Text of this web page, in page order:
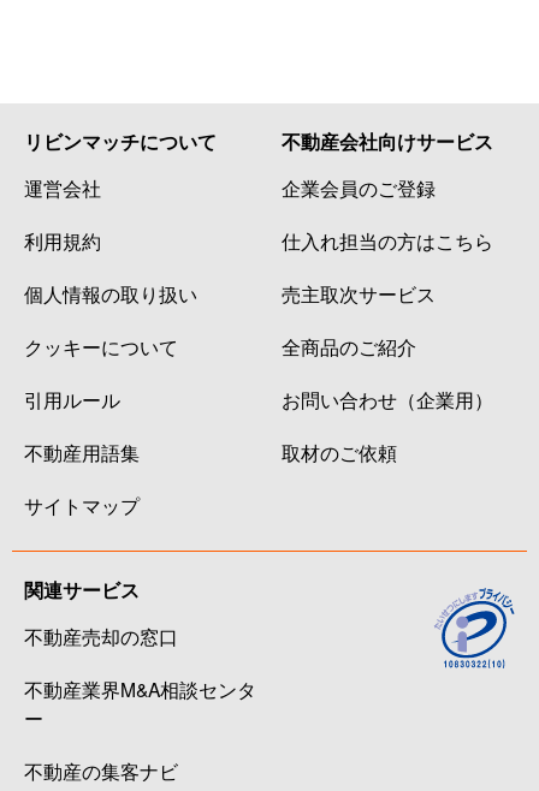
リビンマッチについて
運営会社
利用規約
個人情報の取り扱い
クッキーについて
引用ルール
不動産用語集
サイトマップ
不動産会社向けサービス
企業会員のご登録
仕入れ担当の方はこちら
売主取次サービス
全商品のご紹介
お問い合わせ（企業用）
取材のご依頼
関連サービス
不動産売却の窓口
不動産業界M&A相談センタ
ー
不動産の集客ナビ